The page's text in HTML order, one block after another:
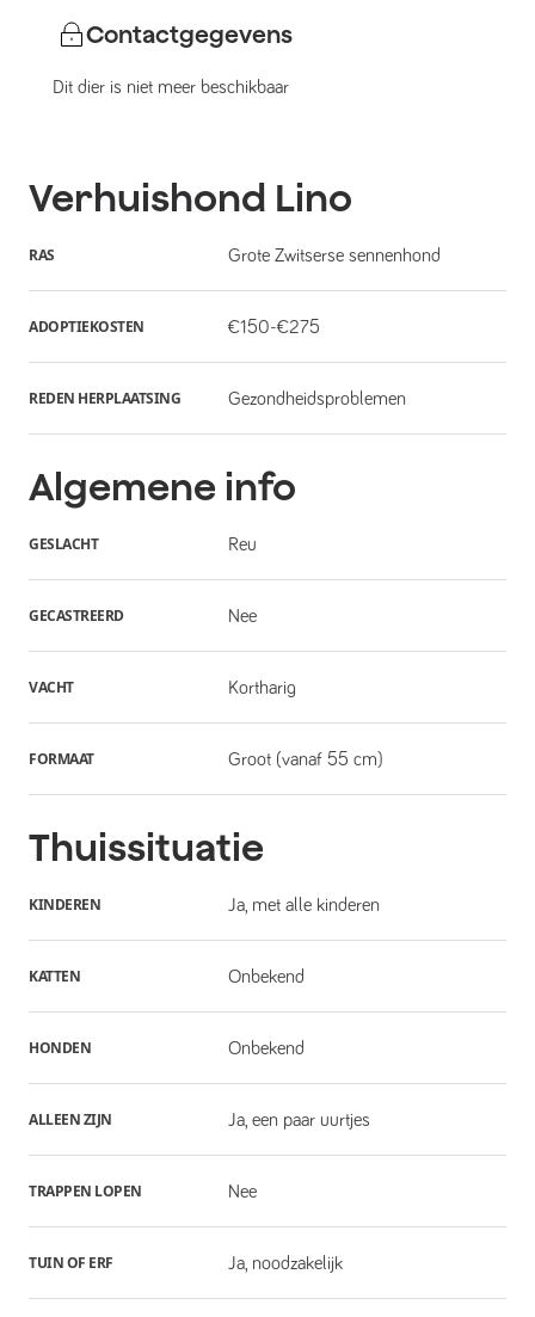
Contactgegevens
Dit dier is niet meer beschikbaar
Verhuishond Lino
RAS Grote Zwitserse sennenhond
ADOPTIEKOSTEN €150-€275
REDEN HERPLAATSING Gezondheidsproblemen
Algemene info
GESLACHT Reu
GECASTREERD Nee
VACHT Kortharig
FORMAAT Groot (vanaf 55 cm)
Thuissituatie
KINDEREN Ja, met alle kinderen
KATTEN Onbekend
HONDEN Onbekend
ALLEEN ZIJN Ja, een paar uurtjes
TRAPPEN LOPEN Nee
TUIN OF ERF Ja, noodzakelijk